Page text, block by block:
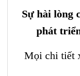
Sự hài lòng
phát
Mọi chi tiết